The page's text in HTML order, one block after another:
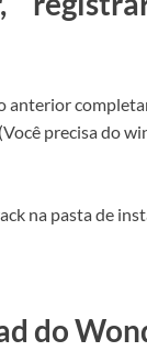
anterior
precisa do
na pasta de
do